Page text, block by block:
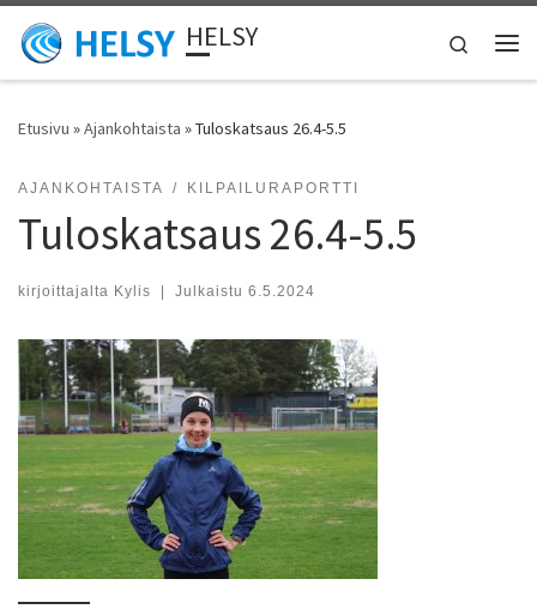
Skip to content HELSY
Search
Etusivu »Ajankohtaista »Tuloskatsaus 26.4-5.5
AJANKOHTAISTA KILPAILURAPORTTI
Tuloskatsaus 26.4-5.5
kirjoittajalta Kylis | Julkaistu 6.5.2024